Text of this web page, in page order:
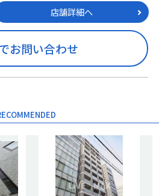
店舗詳細へ
お問い合わせ